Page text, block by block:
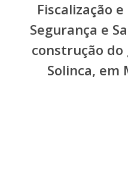
Fiscalização
Segurança e
construção do
Solinca, em